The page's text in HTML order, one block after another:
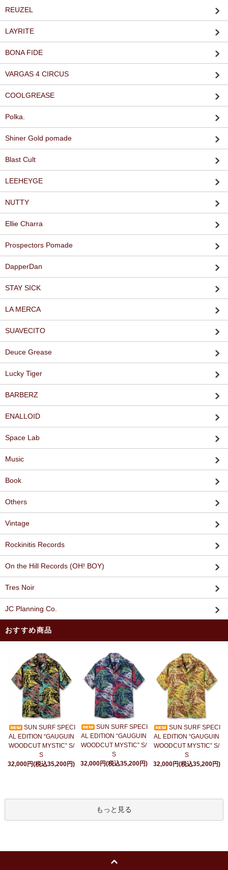
REUZEL
LAYRITE
BONA FIDE
VARGAS 4 CIRCUS
COOLGREASE
Polka.
Shiner Gold pomade
Blast Cult
LEEHEYGE
NUTTY
Ellie Charra
Prospectors Pomade
DapperDan
STAY SICK
LA MERCA
SUAVECITO
Deuce Grease
Lucky Tiger
BARBERZ
ENALLOID
Space Lab
Music
Book
Others
Vintage
Rockinitis Records
On the Hill Records (OH! BOY)
Tres Noir
JC Planning Co.
おすすめ商品
SUN SURF SPECI
AL EDITION “GAUGUIN
WOODCUT MYSTIC” S/
S
32,000円(税込35,200円)
SUN SURF SPECI
AL EDITION “GAUGUIN
WOODCUT MYSTIC” S/
S
32,000円(税込35,200円)
SUN SURF SPECI
AL EDITION “GAUGUIN
WOODCUT MYSTIC” S/
S
32,000円(税込35,200円)
もっと見る